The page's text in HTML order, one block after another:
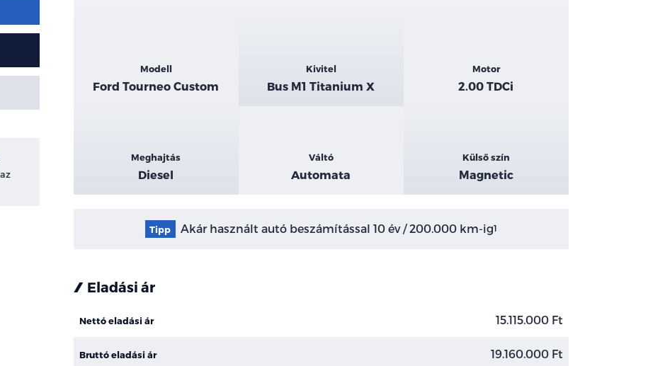
Kiemelt
adatok
Modell
Ford Tourneo Custom
Kivitel
Bus M1 Titanium X
Motor
2.00 TDCi
Meghajtás
Diesel
Váltó
Automata
Külső szín
Magnetic
Tipp Akár használt autó beszámítással 10 év / 200.000 km-ig1
Eladási ár
Nettó eladási ár 15.115.000 Ft
Bruttó eladási ár 19.160.000 Ft